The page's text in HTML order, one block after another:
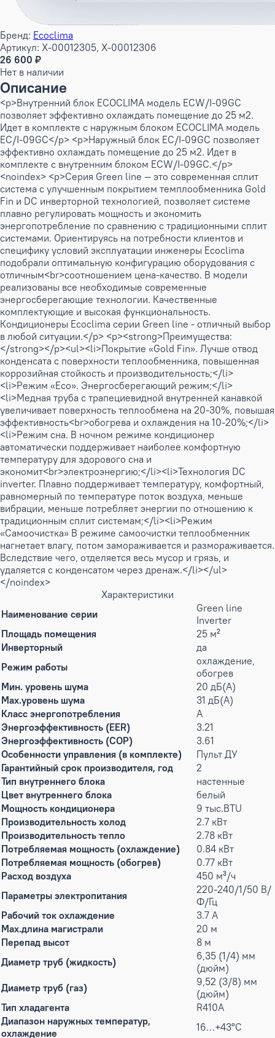
Бренд: Ecoclima
Артикул: X-00012305, X-00012306
26 600 ₽
Нет в наличии
Описание
<p>Внутренний блок ECOCLIMA модель ECW/I-09GC
позволяет эффективно охлаждать помещение до 25 м2.
Идет в комплекте с наружным блоком ECOCLIMA модель
EC/I-09GC</p> <p>Наружный блок EC/I-09GC позволяет
эффективно охлаждать помещение до 25 м2. Идет в
комплекте с внутренним блоком ECW/I-09GC.</p>
<noindex> <p>Серия Green line — это современная сплит
система с улучшенным покрытием темплообменника Gold
Fin и DC инверторной технологией, позволяет системе
плавно регулировать мощность и экономить
энергопотребление по сравнению с традиционными сплит
системами. Ориентируясь на потребности клиентов и
специфику условий эксплуатации инженеры Ecoclima
подобрали оптимальную конфигурацию оборудования с
отличным<br>соотношением цена-качество. В модели
реализованы все необходимые современные
энергосберегающие технологии. Качественные
комплектующие и высокая функциональность.
Кондиционеры Ecoclima серии Green line - отличный выбор
в любой ситуации.</p> <p><strong>Преимущества:
</strong></p><ul><li>Покрытие «Gold Fin». Лучше отвод
конденсата с поверхности теплообменника, повышенная
коррозийная стойкость и производительность;</li>
<li>Режим «Eco». Энергосберегающий режим;</li>
<li>Медная труба с трапециевидной внутренней канавкой
увеличивает поверхность теплообмена на 20-30%, повышая
эффективность<br>обогрева и охлаждения на 10-20%;</li>
<li>Режим сна. В ночном режиме кондиционер
автоматически поддерживает наиболее комфортную
температуру для здорового сна и
экономит<br>электроэнергию;</li><li>Технология DC
inverter. Плавно поддерживает температуру, комфортный,
равномерный по температуре поток воздуха, меньше
вибрации, меньше потребляет энергии по отношению к
традиционным сплит системам;</li><li>Режим
«Самоочистка» В режиме самоочистки теплообменник
нагнетает влагу, потом замораживается и размораживается.
Вследствие чего, отделяется весь мусор и грязь, и
удаляется с конденсатом через дренаж.</li></ul>
</noindex>
Характеристики
Наименование серии
Green line
Inverter
Площадь помещения
25 м²
Инверторный
да
Режим работы
охлаждение,
обогрев
Мин. уровень шума
20 дБ(А)
Max.уровень шума
31 дБ(А)
Класс энергопотребления
A
Энергоэффективность (EER)
3.21
Энергоэффективность (COP)
3.61
Особенности управления (в комплекте)
Пульт ДУ
Гарантийный срок производителя, год
2
Тип внутреннего блока
настенные
Цвет внутреннего блока
белый
Мощность кондиционера
9 тыс.BTU
Производительность холод
2.7 кВт
Производительность тепло
2.78 кВт
Потребляемая мощность (охлаждение)
0.84 кВт
Потребляемая мощность (обогрев)
0.77 кВт
Расход воздуха
450 м³/ч
Параметры электропитания
220-240/1/50 В/
Ф/Гц
Рабочий ток охлаждение
3.7 А
Max.длина магистрали
20 м
Перепад высот
8 м
Диаметр труб (жидкость)
6,35 (1/4) мм
(дюйм)
Диаметр труб (газ)
9,52 (3/8) мм
(дюйм)
Тип хладагента
R410A
Диапазон наружных температур,
охлаждение
16…+43°С